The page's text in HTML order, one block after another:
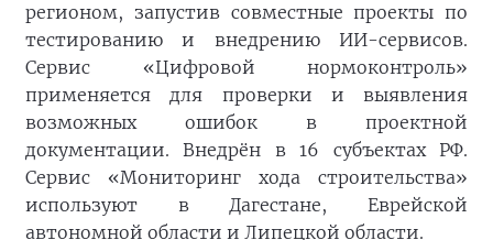
регионом, запустив совместные проекты по
тестированию и внедрению ИИ-сервисов.
Сервис «Цифровой нормоконтроль»
применяется для проверки и выявления
возможных ошибок в проектной
документации. Внедрён в 16 субъектах РФ.
Сервис «Мониторинг хода строительства»
используют в Дагестане, Еврейской
автономной области и Липецкой области.